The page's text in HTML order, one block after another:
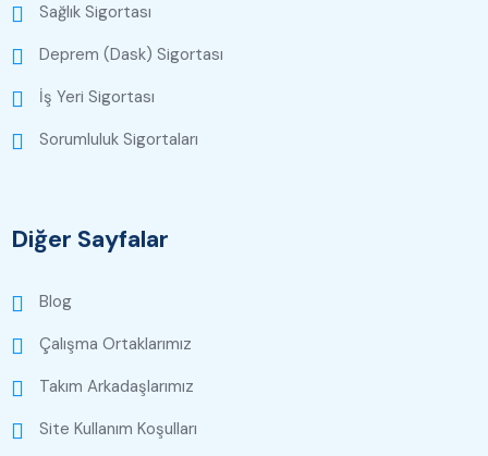
Sağlık Sigortası
Deprem (Dask) Sigortası
İş Yeri Sigortası
Sorumluluk Sigortaları
Diğer Sayfalar
Blog
Çalışma Ortaklarımız
Takım Arkadaşlarımız
Site Kullanım Koşulları